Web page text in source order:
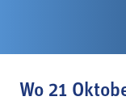
Wo 21